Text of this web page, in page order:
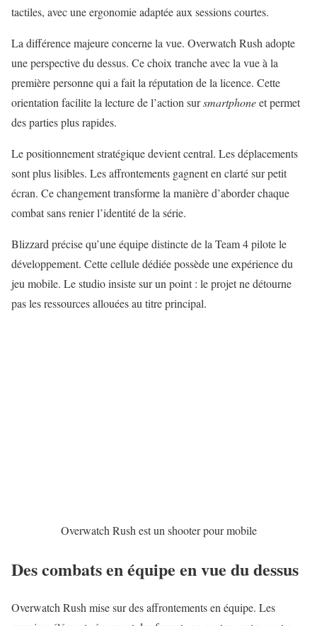
tactiles, avec une ergonomie adaptée aux sessions courtes.
La différence majeure concerne la vue. Overwatch Rush adopte
une perspective du dessus. Ce choix tranche avec la vue à la
première personne qui a fait la réputation de la licence. Cette
orientation facilite la lecture de l’action sursmartphoneet permet
des parties plus rapides.
Le positionnement stratégique devient central. Les déplacements
sont plus lisibles. Les affrontements gagnent en clarté sur petit
écran. Ce changement transforme la manière d’aborder chaque
combat sans renier l’identité de la série.
Blizzard précise qu’une équipe distincte de la Team 4 pilote le
développement. Cette cellule dédiée possède une expérience du
jeu mobile. Le studio insiste sur un point : le projet ne détourne
pas les ressources allouées au titre principal.
Overwatch Rush est un shooter pour mobile
Des combats en équipe en vue du dessus
Overwatch Rush mise sur des affrontements en équipe. Les